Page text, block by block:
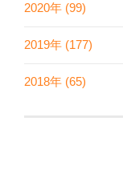
2020年 (99)
2019年 (177)
2018年 (65)